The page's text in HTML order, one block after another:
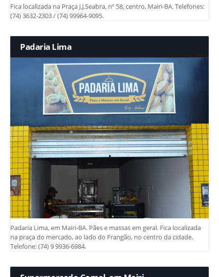
Fica localizada na Praça J.J.Seabra, nº 58, centro, Mairi-BA. Telefones:
(74) 3632-2303 / (74) 99964-9095.
Padaria Lima
Padaria Lima, em Mairi-BA. Pães e massas em geral. Fica localizada
na praça do mercado, ao lado do Frangão, no centro da cidade.
Telefone: (74) 9 9936-6984.